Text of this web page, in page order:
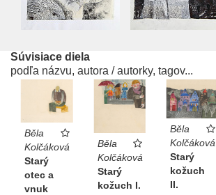
Súvisiace diela
podľa názvu, autora / autorky, tagov...
Běla
Kolčáková
Starý
otec a
vnuk
Běla
Kolčáková
Starý
kožuch I.
Běla
Kolčáková
Starý
kožuch
II.